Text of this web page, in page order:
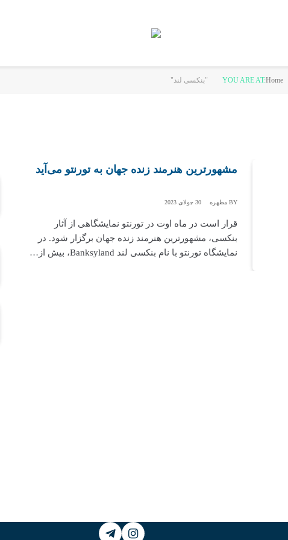
YOU ARE AT:Home
مشهورترین هنرمند زنده جهان به تورنتو می‌آید
BY مطهره 30 جولای 2023
قرار است در ماه اوت در تورنتو نمایشگاهی از آثار
بنکسی، مشهورترین هنرمند زنده جهان برگزار شود. در
نمایشگاه تورنتو با نام بنکسی لند Banksyland، بیش از…